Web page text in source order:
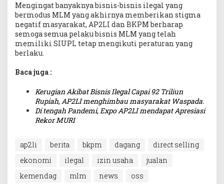
Mengingat banyaknya bisnis-bisnis ilegal yang
bermodus MLM yang akhirnya memberikan stigma
negatif masyarakat, AP2LI dan BKPM berharap
semoga semua pelaku bisnis MLM yang telah
memiliki SIUPL tetap mengikuti peraturan yang
berlaku.
Baca juga :
Kerugian Akibat Bisnis Ilegal Capai 92 Triliun
Rupiah, AP2LI menghimbau masyarakat Waspada.
Di tengah Pandemi, Expo AP2LI mendapat Apresiasi
Rekor MURI
ap2li berita bkpm dagang
direct selling
ekonomi
ilegal izin usaha
jualan
kemendag
mlm news
oss